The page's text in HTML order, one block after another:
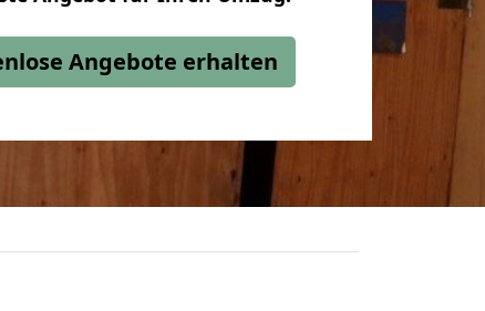
Angebote erhalten